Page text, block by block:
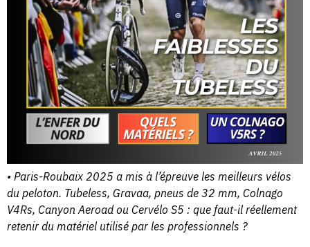
• Paris-Roubaix 2025 a mis à l’épreuve les meilleurs vélos
du peloton. Tubeless, Gravaa, pneus de 32 mm, Colnago
V4Rs, Canyon Aeroad ou Cervélo S5 : que faut-il réellement
retenir du matériel utilisé par les professionnels ?